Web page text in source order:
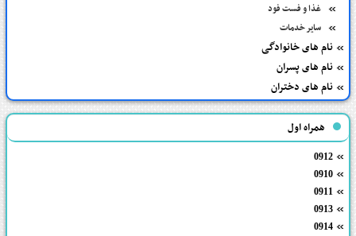
غذا و فست فود
سایر خدمات
نام های خانوادگی
نام های پسران
نام های دختران
همراه اول
0912
0910
0911
0913
0914